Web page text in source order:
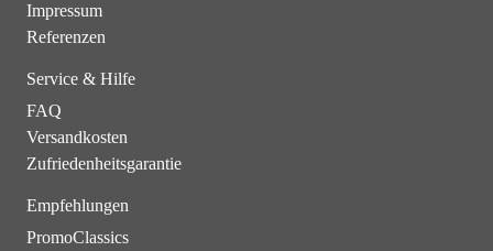
Impressum
Referenzen
Service & Hilfe
FAQ
Versandkosten
Zufriedenheitsgarantie
Empfehlungen
PromoClassics